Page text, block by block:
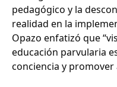
pedagógico y la
realidad en la
Opazo enfatizó que
educación parvularia
conciencia y promover